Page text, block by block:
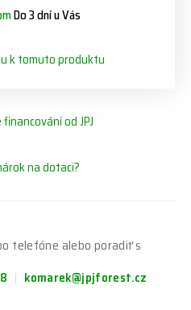
Do 3 dní u Vás
k tomuto produktu
od JPJ
na dotaci?
telefóne alebo poradiť s
komarek@jpjforest.cz